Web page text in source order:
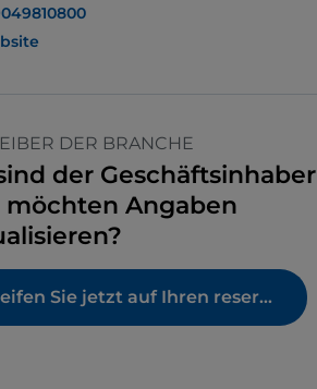
DER BRANCHE
der Geschäftsinhaber
möchten Angaben
Greifen Sie jetzt auf Ihren reservierten Bereich zu